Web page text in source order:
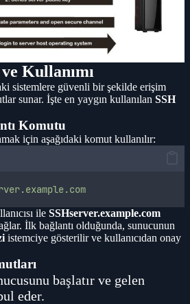
Kullanımı
sistemlere güvenli bir şekilde erişim
sunar. İşte en yaygın kullanılan SSH
Komutu
için aşağıdaki komut kullanılır:
ile SSHserver.example.com
İlk bağlantı olduğunda, sunucunun
istemciye gösterilir ve kullanıcıdan onay
başlatır ve gelen
eder.